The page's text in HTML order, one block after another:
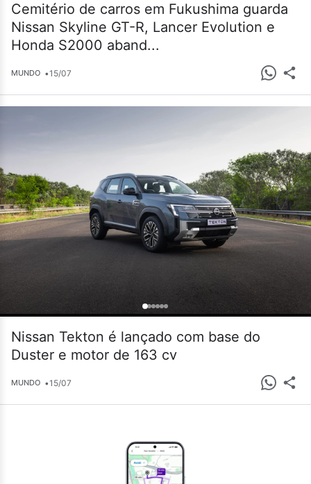
Cemitério de carros em Fukushima guarda
Nissan Skyline GT-R, Lancer Evolution e
Honda S2000 aband...
MUNDO •15/07
Nissan Tekton é lançado com base do
Duster e motor de 163 cv
MUNDO •15/07